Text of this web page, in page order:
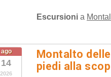
Escursioni a
ago
14
2026
Montalto
piedi alla